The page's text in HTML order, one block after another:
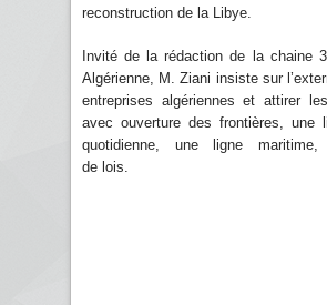
reconstruction de la Libye.
Invité de la rédaction de la chaine
Algérienne, M. Ziani insiste sur
entreprises algériennes et attirer
avec ouverture des frontières, une
quotidienne, une ligne maritime,
de lois.